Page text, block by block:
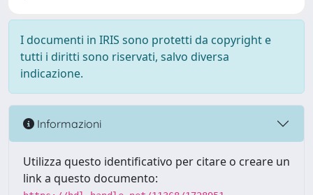
I documenti in IRIS sono protetti da copyright e
tutti i diritti sono riservati, salvo diversa
indicazione.
Informazioni
Utilizza questo identificativo per citare o creare un
link a questo documento: